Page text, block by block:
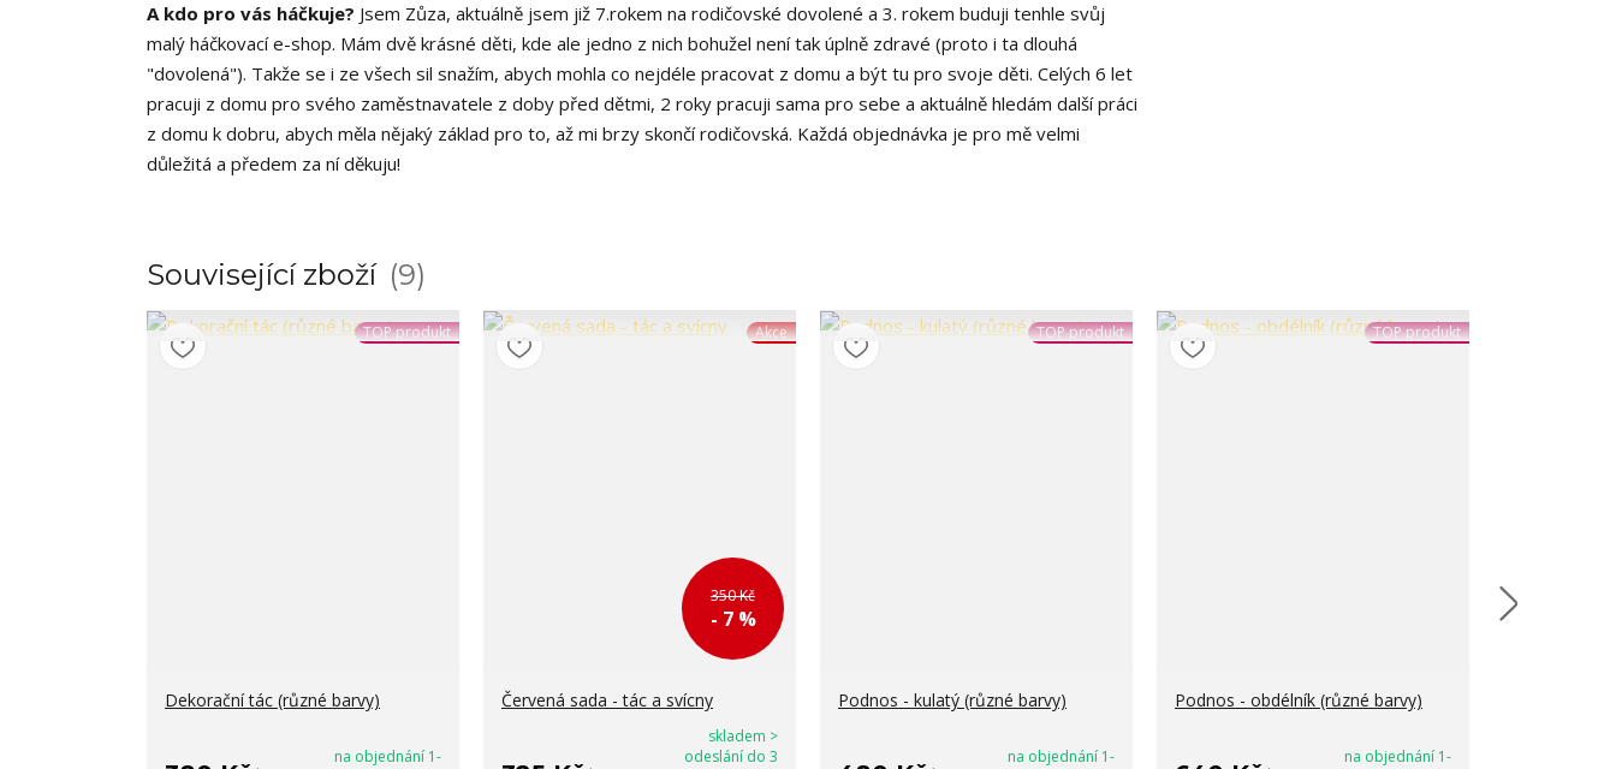
A kdo pro vás háčkuje? Jsem Zůza, aktuálně jsem již 7.rokem na rodičovské dovolené a 3. rokem buduji tenhle svůj
malý háčkovací e-shop. Mám dvě krásné děti, kde ale jedno z nich bohužel není tak úplně zdravé (proto i ta dlouhá
"dovolená"). Takže se i ze všech sil snažím, abych mohla co nejdéle pracovat z domu a být tu pro svoje děti. Celých 6 let
pracuji z domu pro svého zaměstnavatele z doby před dětmi, 2 roky pracuji sama pro sebe a aktuálně hledám další práci
z domu k dobru, abych měla nějaký základ pro to, až mi brzy skončí rodičovská. Každá objednávka je pro mě velmi
důležitá a předem za ní děkuju!
Související zboží 9
TOP produkt
Dekorační tác (různé barvy)
na objednání 1-
Akce
350 Kč
- 7 %
Červená sada - tác a svícny
skladem >
odeslání do 3
TOP produkt
Podnos - kulatý (různé barvy)
na objednání 1-
TOP produkt
Podnos - obdélník (různé barvy)
na objednání 1-